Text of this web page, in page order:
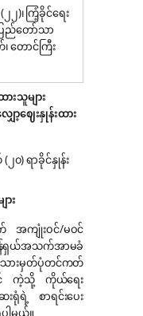
)၊ ကြံ့ခိုင်ရေး
ြည်တော်သာ
တောင်ကြီး
သူများ
ာ့ဈေးနှုန်းထား
၀) ရာခိုင်နှုန်း
း
အကျုံးဝင်/မဝင်
ယ်အသက်အာမခံ
ားမှတ်ပုံတင်ကတ်
င် ကဲ့သို့ ကိုယ်ရေး
ရုံရဲ့ စာရင်းပေး